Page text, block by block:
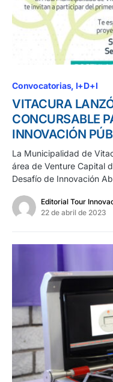
Convocatorias I+D+I
VITACURA
CONCURSABLE
INNOVACIÓN
La Municipalidad de
área de Venture Capital
Desafío de Innovación
Editorial Tour
22 de abril de 2023